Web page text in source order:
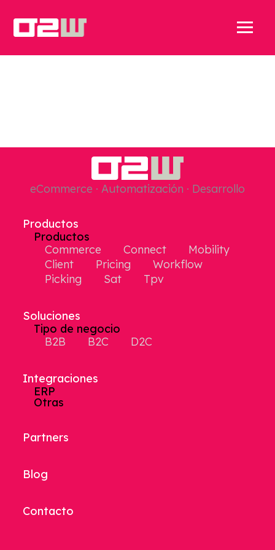
eCommerce · Automatización · Desarrollo
Productos
Productos
Commerce
Connect
Mobility
Client
Pricing
Workflow
Picking
Sat Tpv
Soluciones
Tipo de negocio
B2B
B2C D2C
Integraciones
ERP
Otras
Partners
Blog
Contacto